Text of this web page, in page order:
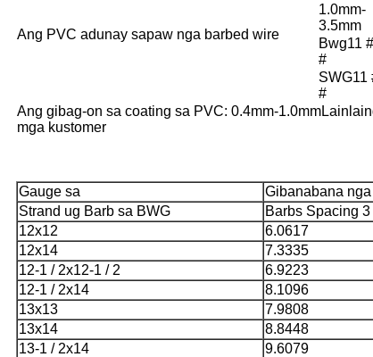
Ang PVC adunay sapaw nga barbed wire
1.0mm-
3.5mm
Bwg11
#
SWG11
#
Ang gibag-on sa coating sa PVC: 0.4mm-1.0mm
mga kustomer
Gauge sa
Gibanabana
Strand ug Barb sa BWG
Barbs Spacing 3
12x12
6.0617
12x14
7.3335
12-1 / 2x12-1 / 2
6.9223
12-1 / 2x14
8.1096
13x13
7.9808
13x14
8.8448
13-1 / 2x14
9.6079